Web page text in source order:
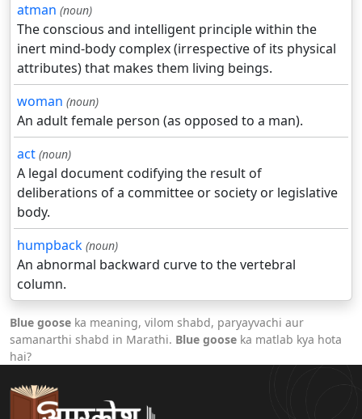
atman (noun)
The conscious and intelligent principle within the
inert mind-body complex (irrespective of its physical
attributes) that makes them living beings.
woman (noun)
An adult female person (as opposed to a man).
act (noun)
A legal document codifying the result of
deliberations of a committee or society or legislative
body.
humpback (noun)
An abnormal backward curve to the vertebral
column.
Blue goose ka meaning, vilom shabd, paryayvachi aur
samanarthi shabd in Marathi. Blue goose ka matlab kya hota
hai?